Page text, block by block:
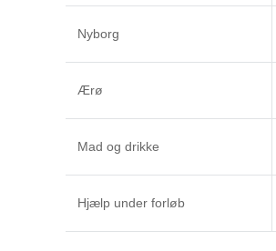
Nyborg
Ærø
Mad og drikke
Hjælp under forløb